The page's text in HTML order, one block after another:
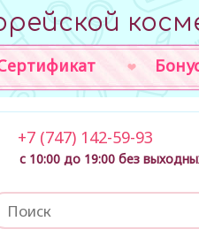
(747) 142-59-93
с 10:00 до 19:00 без